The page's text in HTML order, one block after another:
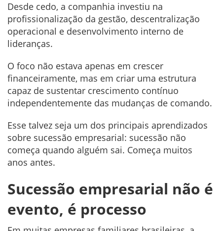
Desde cedo, a companhia investiu na
profissionalização da gestão, descentralização
operacional e desenvolvimento interno de
lideranças.
O foco não estava apenas em crescer
financeiramente, mas em criar uma estrutura
capaz de sustentar crescimento contínuo
independentemente das mudanças de comando.
Esse talvez seja um dos principais aprendizados
sobre sucessão empresarial: sucessão não
começa quando alguém sai. Começa muitos
anos antes.
Sucessão empresarial não é
evento, é processo